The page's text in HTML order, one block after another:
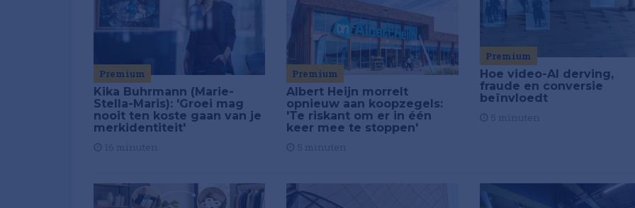
Premium
Kika Buhrmann (Marie-
Stella-Maris): 'Groei mag
nooit ten koste gaan van je
merkidentiteit'
Premium
Albert Heijn morrelt
opnieuw aan koopzegels:
'Te riskant om er in één
keer mee te stoppen'
Premium
Hoe video-AI derving,
fraude en conversie
beïnvloedt